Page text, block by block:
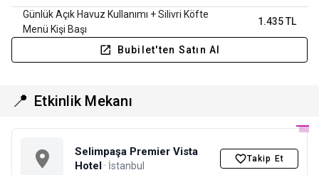
Günlük Açık Havuz Kullanımı + Silivri Köfte
Menü Kişi Başı
1.435 TL
Bubilet'ten Satın Al
📍 Etkinlik Mekanı
Selimpaşa Premier Vista
Hotel · İstanbul
Takip Et